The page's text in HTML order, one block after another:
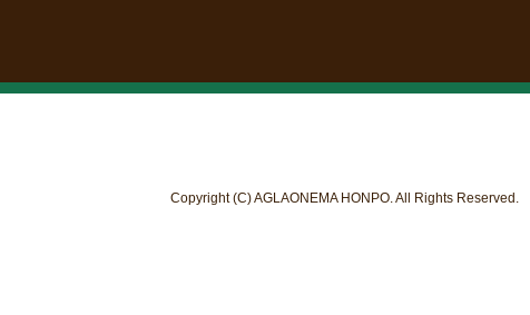
Copyright (C) AGLAONEMA HONPO. All Rights Reserved.